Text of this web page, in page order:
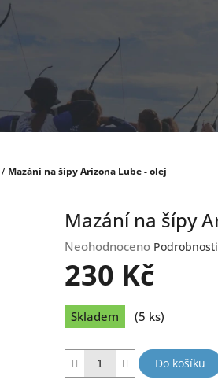
/ Mazání na šípy Arizona Lube - olej
Mazání na šípy
Průměrné
hodnocení
produktu
0,0
z
hvězdiček.
Neohodnoceno
230 Kč
Měrná
cena:
Skladem (5 ks)
Do košíku